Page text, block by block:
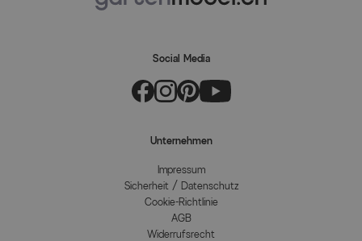
Social Media
Unternehmen
Impressum
Sicherheit / Datenschutz
Cookie-Richtlinie
AGB
Widerrufsrecht